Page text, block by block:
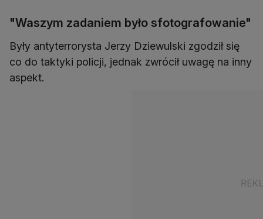
"Waszym zadaniem było sfotografowanie"
Były antyterrorysta Jerzy Dziewulski zgodził się
co do taktyki policji, jednak zwrócił uwagę na inny
aspekt.